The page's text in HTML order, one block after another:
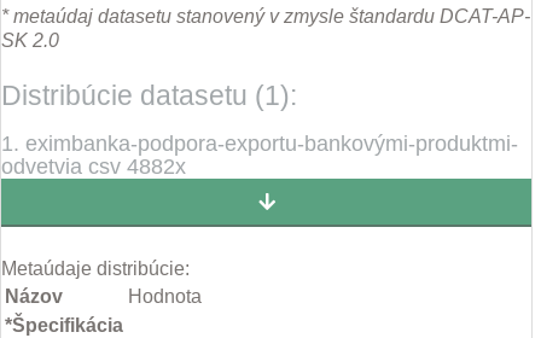
* metaúdaj datasetu stanovený v zmysle štandardu DCAT-AP-
SK 2.0
Distribúcie datasetu (1):
1. eximbanka-podpora-exportu-bankovými-produktmi-
odvetvia csv 4882x
Metaúdaje distribúcie:
Názov
Hodnota
*Špecifikácia